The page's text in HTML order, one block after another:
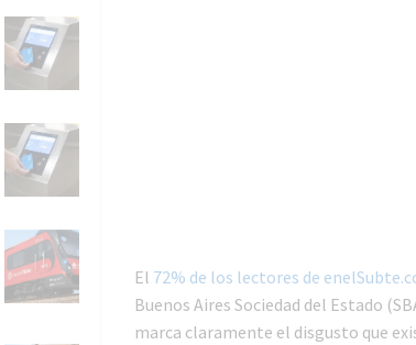
El 72% de los lectores de
Buenos Aires Sociedad del Estado
marca claramente el disgusto que